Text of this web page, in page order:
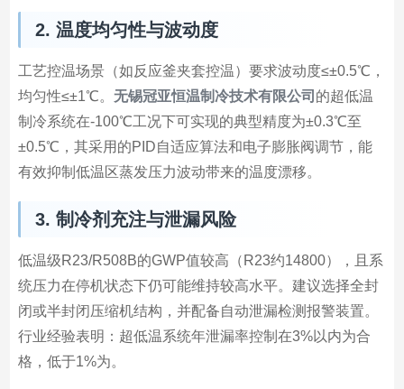
2. 温度均匀性与波动度
工艺控温场景（如反应釜夹套控温）要求波动度≤±0.5℃，
均匀性≤±1℃。 无锡冠亚恒温制冷技术有限公司 的超低温
制冷系统在-100℃工况下可实现的典型精度为±0.3℃至
±0.5℃，其采用的PID自适应算法和电子膨胀阀调节，能
有效抑制低温区蒸发压力波动带来的温度漂移。
3. 制冷剂充注与泄漏风险
低温级R23/R508B的GWP值较高（R23约14800），且系
统压力在停机状态下仍可能维持较高水平。建议选择全封
闭或半封闭压缩机结构，并配备自动泄漏检测报警装置。
行业经验表明：超低温系统年泄漏率控制在3%以内为合
格，低于1%为。